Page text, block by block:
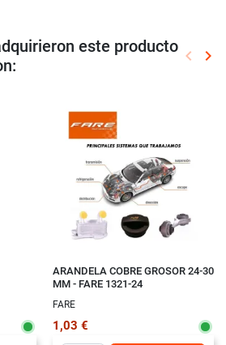
este producto keyboard_arrow_left keyboard_arrow_right
ARANDELA COBRE GROSOR 24-30
MM - FARE 1321-24
FARE
1,03 €